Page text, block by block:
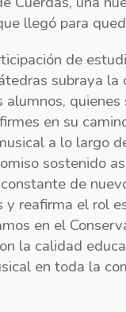
llegó para
de
subraya la
alumnos, quienes
en su
a lo largo
sostenido
de
y reafirma el rol
en el
la calidad
en toda la